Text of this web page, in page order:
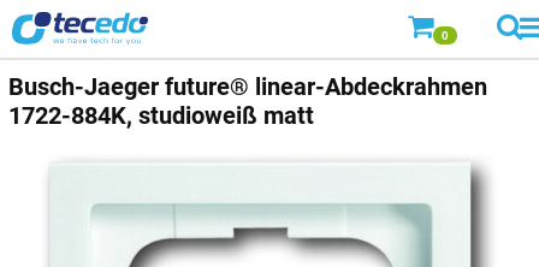
0
Busch-Jaeger future® linear-Abdeckrahmen
1722-884K, studioweiß matt